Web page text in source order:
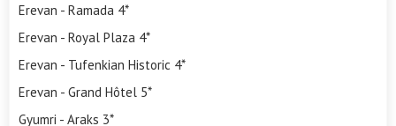
Erevan - Ramada 4*
Erevan - Royal Plaza 4*
Erevan - Tufenkian Historic 4*
Erevan - Grand Hôtel 5*
Gyumri - Araks 3*